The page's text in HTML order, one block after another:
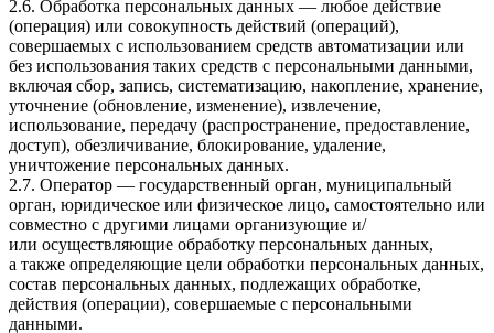
2.6. Обработка персональных данных — любое действие
(операция) или совокупность действий (операций),
совершаемых с использованием средств автоматизации или
без использования таких средств с персональными данными,
включая сбор, запись, систематизацию, накопление, хранение,
уточнение (обновление, изменение), извлечение,
использование, передачу (распространение, предоставление,
доступ), обезличивание, блокирование, удаление,
уничтожение персональных данных.
2.7. Оператор — государственный орган, муниципальный
орган, юридическое или физическое лицо, самостоятельно или
совместно с другими лицами организующие и/
или осуществляющие обработку персональных данных,
а также определяющие цели обработки персональных данных,
состав персональных данных, подлежащих обработке,
действия (операции), совершаемые с персональными
данными.